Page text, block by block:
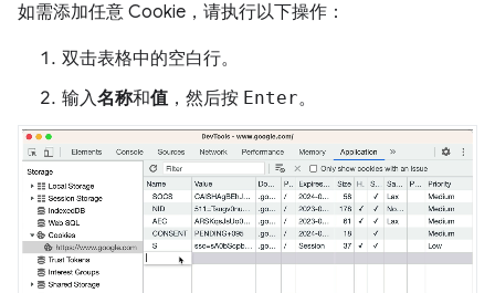
如需添加任意 Cookie，请执行以下操作：
双击表格中的空白行。
输入名称和值，然后按 Enter。